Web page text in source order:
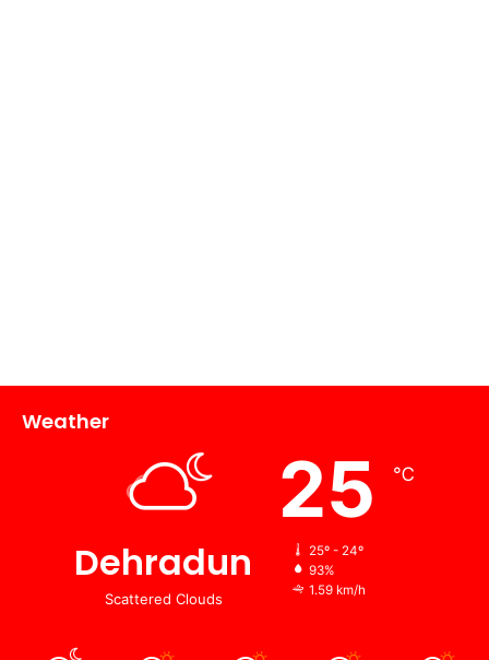
Weather
Dehradun
Scattered Clouds
25 ℃
25º - 24º
93%
1.59 km/h